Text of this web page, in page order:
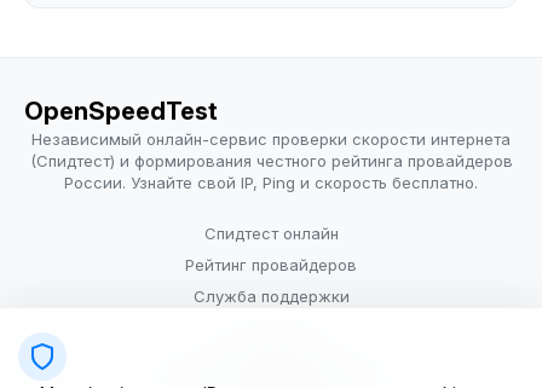
OpenSpeedTest
Независимый онлайн-сервис проверки скорости интернета
(Спидтест) и формирования честного рейтинга провайдеров
России. Узнайте свой IP, Ping и скорость бесплатно.
Спидтест онлайн
Рейтинг провайдеров
Служба поддержки